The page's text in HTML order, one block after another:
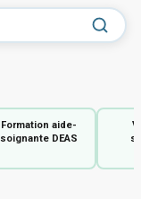
Formation aide-
soignante DEAS